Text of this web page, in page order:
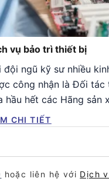
vụ bảo trì thiết bị
đội ngũ kỹ sư nhiều
công nhận là Đối tác
hầu hết các Hãng sản
CHI TIẾT
hoặc liên hệ với Dịch